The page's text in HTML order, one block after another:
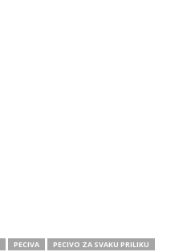
PECIVA
PECIVO ZA SVAKU PRILIKU